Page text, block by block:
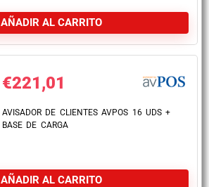
AÑADIR AL CARRITO
€221,01
AVISADOR DE CLIENTES AVPOS 16 UDS +
BASE DE CARGA
AÑADIR AL CARRITO